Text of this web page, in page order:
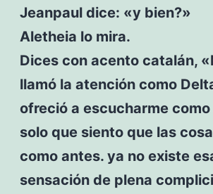
Jeanpaul dice: «y bien?»
Aletheia lo mira.
Dices con acento catalán,
llamó la atención como
ofreció a escucharme como
solo que siento que las
como antes. ya no existe
sensación de plena